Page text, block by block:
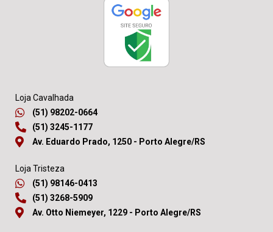
Loja Cavalhada
(51) 98202-0664
(51) 3245-1177
Av. Eduardo Prado, 1250 - Porto Alegre/RS
Loja Tristeza
(51) 98146-0413
(51) 3268-5909
Av. Otto Niemeyer, 1229 - Porto Alegre/RS